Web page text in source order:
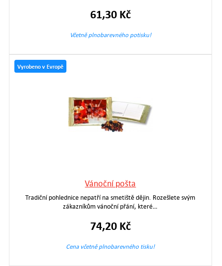
61,30 Kč
Včetně plnobarevného potisku!
Vyrobeno v Evropě
Vánoční pošta
Tradiční pohlednice nepatří na smetiště dějin. Rozešlete svým
zákazníkům vánoční přání, které…
74,20 Kč
Cena včetně plnobarevného tisku!